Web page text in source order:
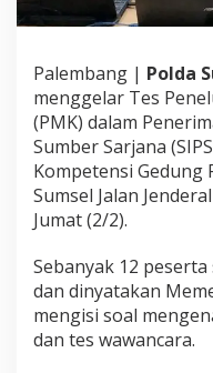
a
S
P
S
e
e
i
S
y
Palembang | Polda
menggelar Tes
(PMK) dalam
Sumber Sarjana
Kompetensi Gedung
Sumsel Jalan
Jumat (2/2).
Sebanyak 12
dan dinyatakan
mengisi soal
dan tes wawancara.